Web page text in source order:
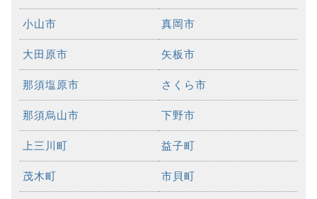
小山市 真岡市
大田原市 矢板市
那須塩原市 さくら市
那須烏山市 下野市
上三川町 益子町
茂木町 市貝町